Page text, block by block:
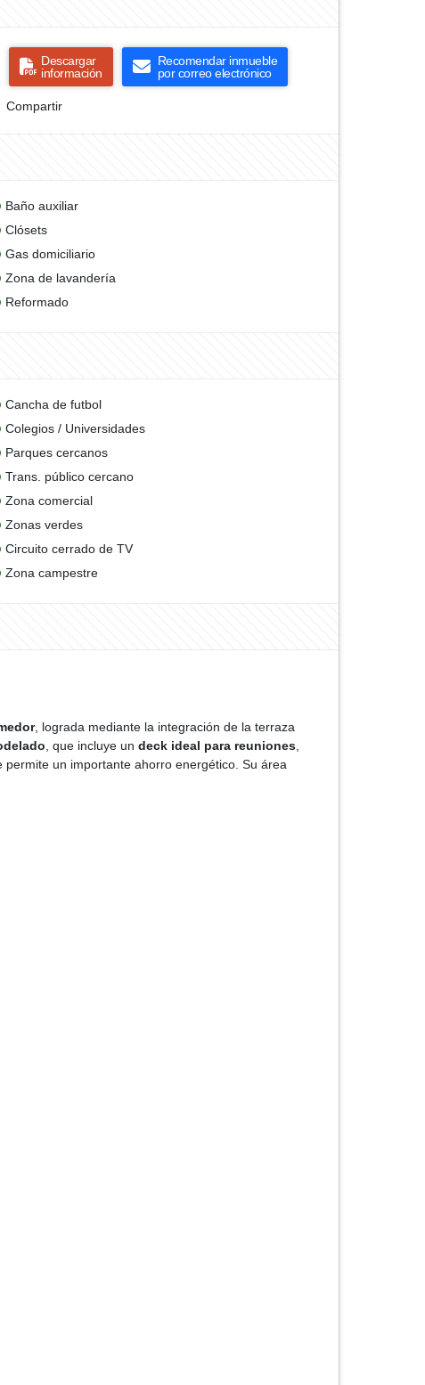
Descargar
información
Recomendar inmueble
por correo electrónico
Compartir
Baño auxiliar
Clósets
Gas domiciliario
Zona de lavandería
Reformado
Cancha de futbol
Colegios / Universidades
Parques cercanos
Trans. público cercano
Zona comercial
Zonas verdes
Circuito cerrado de TV
Zona campestre
, lograda mediante la integración de la terraza
, que incluye un deck ideal para reuniones
permite un importante ahorro energético. Su área